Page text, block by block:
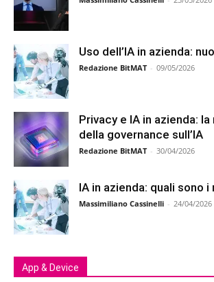
Uso dell’IA in azienda:
Redazione BitMAT - 09/05/2026
Privacy e IA in azienda:
della governance sull’IA
Redazione BitMAT - 30/04/2026
IA in azienda: quali sono i
Massimiliano Cassinelli - 24/04/2026
App & Device